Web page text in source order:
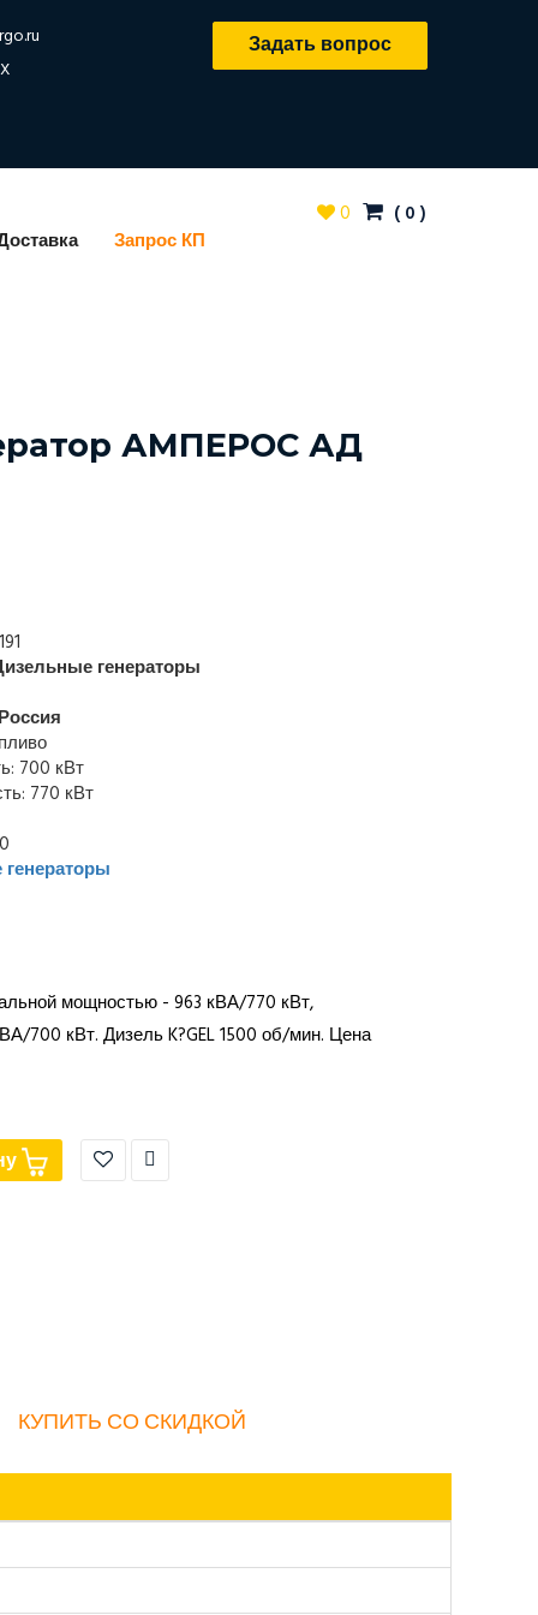
Задать вопрос
Запрос КП
0 ( 0)
АМПЕРОС АД
генераторы
700 кВт
770 кВт
мощностью - 963 кВА/770 кВт,
700 кВт. Дизель K?GEL 1500 об/мин. Цена
КУПИТЬ СО СКИДКОЙ